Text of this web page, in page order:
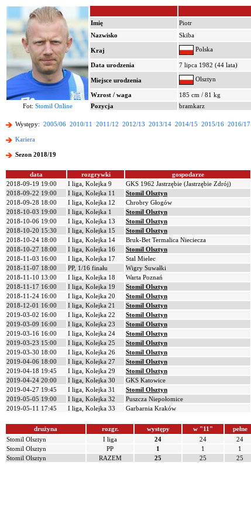
Imię
Piotr
Nazwisko
Skiba
Kraj Polska
Data urodzenia 7 lipca 1982 (44 lata)
Miejsce urodzenia Olsztyn
Wzrost / waga
185 cm / 81 kg
Fot: Stomil Online Pozycja bramkarz
Występy: 2005/06 2010/11 2011/12 2012/13 2013/14 2014/15 2015/16 2016/17
Kariera
Sezon 2018/19
data rozgrywki gospodarze
2018-09-19 19:00
I liga, Kolejka 9 GKS 1962 Jastrzębie (Jastrzębie Zdrój)
2018-09-22 19:00
I liga, Kolejka 11 Stomil Olsztyn
2018-09-28 18:00
I liga, Kolejka 12 Chrobry Głogów
2018-10-03 19:00
I liga, Kolejka 1 Stomil Olsztyn
2018-10-06 19:00
I liga, Kolejka 13 Stomil Olsztyn
2018-10-20 15:30
I liga, Kolejka 15 Stomil Olsztyn
2018-10-24 18:00
I liga, Kolejka 14 Bruk-Bet Termalica Nieciecza
2018-10-27 18:00
I liga, Kolejka 16 Stomil Olsztyn
2018-11-03 16:00
I liga, Kolejka 17 Stal Mielec
2018-11-07 18:00
PP, 1/16 finału Wigry Suwałki
2018-11-10 13:00
I liga, Kolejka 18 Warta Poznań
2018-11-17 16:00
I liga, Kolejka 19 Stomil Olsztyn
2018-11-24 16:00
I liga, Kolejka 20 Stomil Olsztyn
2018-12-01 16:00
I liga, Kolejka 21 Stomil Olsztyn
2019-03-02 16:00
I liga, Kolejka 22 Stomil Olsztyn
2019-03-09 16:00
I liga, Kolejka 23 Stomil Olsztyn
2019-03-16 16:00
I liga, Kolejka 24 Stomil Olsztyn
2019-03-23 15:00
I liga, Kolejka 25 Stomil Olsztyn
2019-03-30 18:00
I liga, Kolejka 26 Stomil Olsztyn
2019-04-06 18:00
I liga, Kolejka 27 Stomil Olsztyn
2019-04-18 19:45
I liga, Kolejka 29 Stomil Olsztyn
2019-04-24 20:00
I liga, Kolejka 30 GKS Katowice
2019-04-27 19:45
I liga, Kolejka 31 Stomil Olsztyn
2019-05-05 19:00
I liga, Kolejka 32 Puszcza Niepołomice
2019-05-11 17:45
I liga, Kolejka 33 Garbarnia Kraków
drużyna rozgr. występy w "11" pełne
Stomil Olsztyn
I liga 24 24 24
Stomil Olsztyn
PP 1 1 1
Stomil Olsztyn
RAZEM 25 25 25